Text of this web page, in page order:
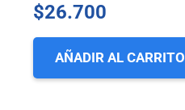
$26.700
AÑADIR AL CARRITO